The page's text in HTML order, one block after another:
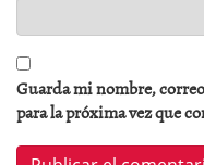
Guarda mi nombre,
para la próxima vez que